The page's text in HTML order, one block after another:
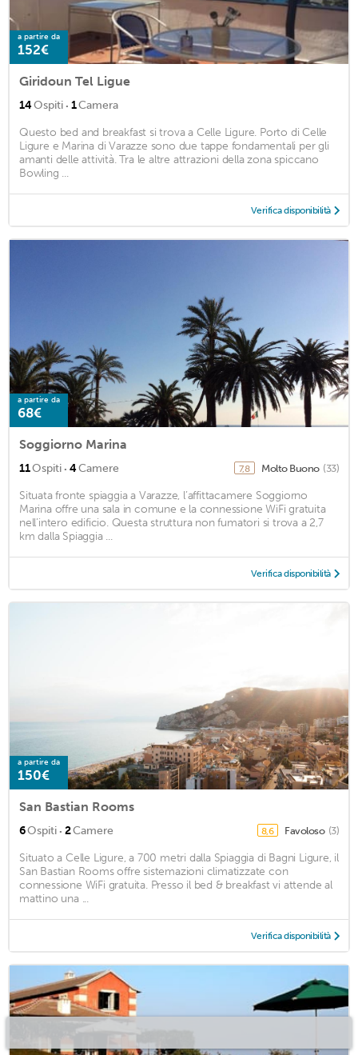
a partire da
152€
Giridoun Tel Ligue
14Ospiti · 1Camera
Questo bed and breakfast si trova a Celle Ligure. Porto di Celle
Ligure e Marina di Varazze sono due tappe fondamentali per gli
amanti delle attività. Tra le altre attrazioni della zona spiccano
Bowling ...
Verifica disponibilità
a partire da
68€
Soggiorno Marina
11Ospiti · 4Camere 7,8 Molto Buono (33)
Situata fronte spiaggia a Varazze, l’affittacamere Soggiorno
Marina offre una sala in comune e la connessione WiFi gratuita
nell’intero edificio. Questa struttura non fumatori si trova a 2,7
km dalla Spiaggia ...
Verifica disponibilità
a partire da
150€
San Bastian Rooms
6Ospiti · 2Camere 8,6 Favoloso (3)
Situato a Celle Ligure, a 700 metri dalla Spiaggia di Bagni Ligure, il
San Bastian Rooms offre sistemazioni climatizzate con
connessione WiFi gratuita. Presso il bed & breakfast vi attende al
mattino una ...
Verifica disponibilità